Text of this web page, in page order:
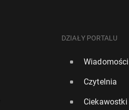
DZIAŁY PORTALU
Wiadomości
Czytelnia
Ciekawostki